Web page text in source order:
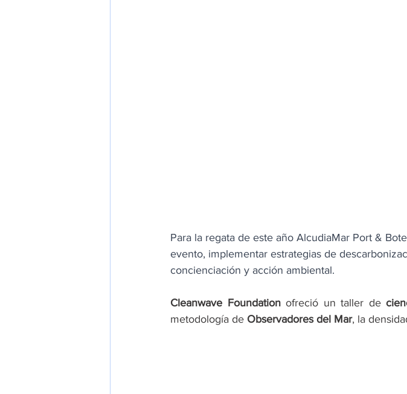
Para la regata de este año AlcudiaMar Port &
evento, implementar estrategias de
concienciación y acción ambiental.
Cleanwave Foundation ofreció un taller de
metodología de Observadores del Mar, la